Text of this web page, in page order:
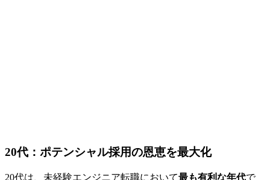
20代：ポテンシャル採用の恩恵を最大化
20代は、未経験エンジニア転職において最も有利な年代で